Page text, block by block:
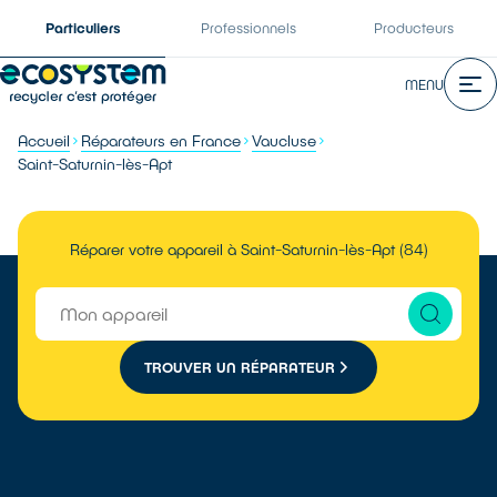
Particuliers Professionnels Producteurs
MENU
Accueil Réparateurs en France Vaucluse
Saint-Saturnin-lès-Apt
Réparer votre appareil à Saint-Saturnin-lès-Apt (84)
TROUVER UN RÉPARATEUR